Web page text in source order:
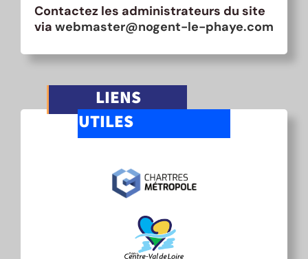
Contactez les administrateurs du site
via webmaster@nogent-le-phaye.com
LIENS
UTILES